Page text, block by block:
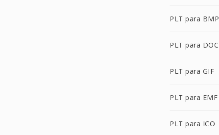
PLT para BMP
PLT para DOC
PLT para GIF
PLT para EMF
PLT para ICO